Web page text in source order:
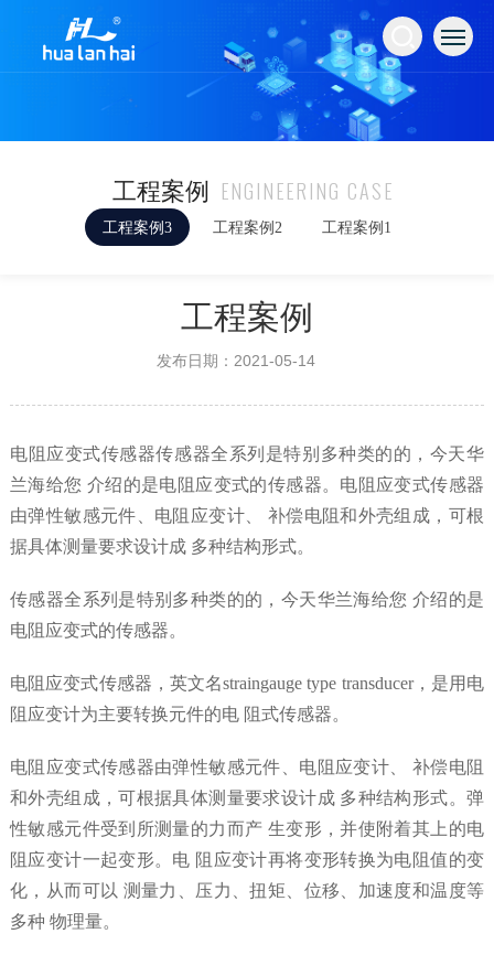
工程案例 ENGINEERING CASE
工程案例3 工程案例2 工程案例1
工程案例
发布日期：2021-05-14
电阻应变式传感器传感器全系列是特别多种类的的，今天华
兰海给您 介绍的是电阻应变式的传感器。电阻应变式传感器
由弹性敏感元件、电阻应变计、 补偿电阻和外壳组成，可根
据具体测量要求设计成 多种结构形式。
传感器全系列是特别多种类的的，今天华兰海给您 介绍的是
电阻应变式的传感器。
电阻应变式传感器，英文名straingauge type transducer，是用电
阻应变计为主要转换元件的电 阻式传感器。
电阻应变式传感器由弹性敏感元件、电阻应变计、 补偿电阻
和外壳组成，可根据具体测量要求设计成 多种结构形式。弹
性敏感元件受到所测量的力而产 生变形，并使附着其上的电
阻应变计一起变形。电 阻应变计再将变形转换为电阻值的变
化，从而可以 测量力、压力、扭矩、位移、加速度和温度等
多种 物理量。